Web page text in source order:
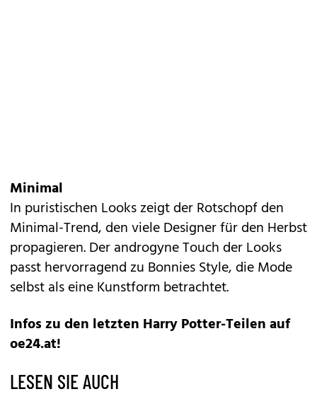
Minimal
In puristischen Looks zeigt der Rotschopf den
Minimal-Trend, den viele Designer für den Herbst
propagieren. Der androgyne Touch der Looks
passt hervorragend zu Bonnies Style, die Mode
selbst als eine Kunstform betrachtet.
Infos zu den letzten Harry Potter-Teilen auf
oe24.at!
LESEN SIE AUCH